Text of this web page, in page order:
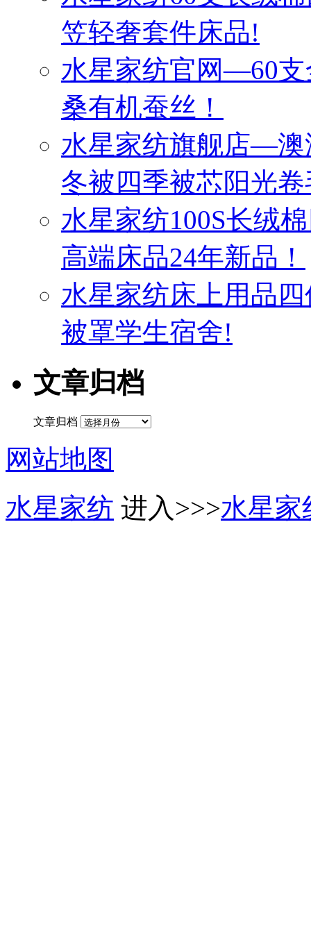
笠轻奢套件床品!
水星家纺官网—60
桑有机蚕丝！
水星家纺旗舰店—澳
冬被四季被芯阳光
水星家纺100S长绒
高端床品24年新品！
水星家纺床上用品
被罩学生宿舍!
文章归档
文章归档
网站地图
水星家纺 进入>>>水星家